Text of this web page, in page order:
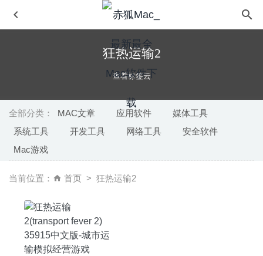
狂热运输2
查看标签云
全部分类： MAC文章 应用软件
媒体工具
系统工具
开发工具 网络工具
安全软件
Mac游戏
当前位置： 首页 狂热运输2
Resolutionator 2.4 – 轻松调整显示器分辨率的工具 2023-
06-23
DaisyDisk 4.11 中文版-可视化磁盘清理工具
BusyCal 3.10.3 中文版-优秀的任务日历软件